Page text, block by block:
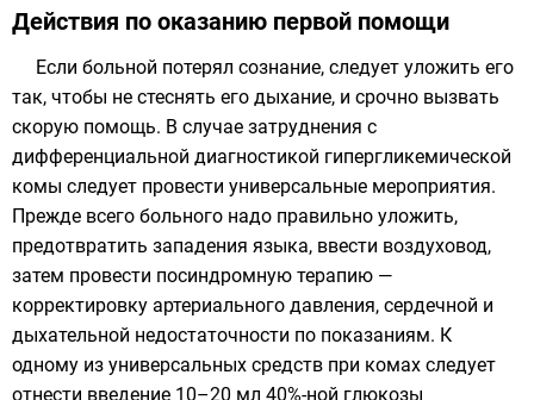
Действия по оказанию первой помощи
Если больной потерял сознание, следует уложить его
так, чтобы не стеснять его дыхание, и срочно вызвать
скорую помощь. В случае затруднения с
дифференциальной диагностикой гипергликемической
комы следует провести универсальные мероприятия.
Прежде всего больного надо правильно уложить,
предотвратить западения языка, ввести воздуховод,
затем провести посиндромную терапию —
корректировку артериального давления, сердечной и
дыхательной недостаточности по показаниям. К
одному из универсальных средств при комах следует
отнести введение 10–20 мл 40%-ной глюкозы